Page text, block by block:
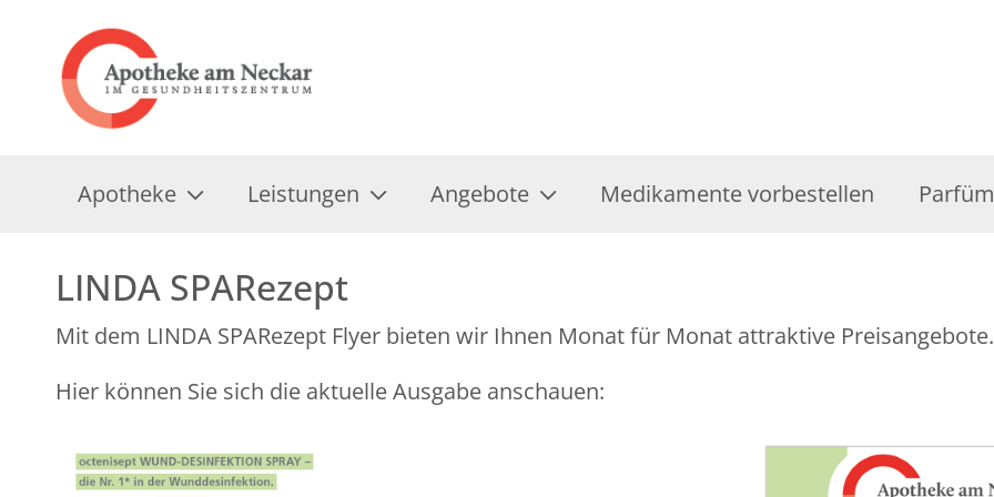
Apotheke Leistungen Angebote Medikamente vorbestellen
LINDA SPARezept
Mit dem LINDA SPARezept Flyer bieten wir Ihnen Monat für Monat attraktive Preisangebote.
Hier können Sie sich die aktuelle Ausgabe anschauen: